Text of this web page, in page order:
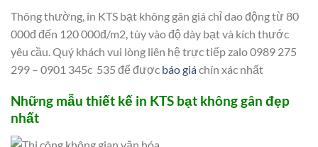
Thông thường, in KTS bạt không gân giá chỉ dao động từ 80
000đ đến 120 000đ/m2, tùy vào độ dày bạt và kích thước
yêu cầu. Quý khách vui lòng liên hệ trực tiếp zalo 0989 275
299 – 0901 345c 535 để được báo giáchín xác nhất
Những mẫu thiết kế in KTS bạt không gân đẹp
nhất